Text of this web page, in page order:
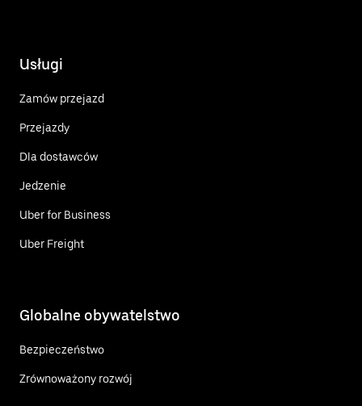
Usługi
Zamów przejazd
Przejazdy
Dla dostawców
Jedzenie
Uber for Business
Uber Freight
Globalne obywatelstwo
Bezpieczeństwo
Zrównoważony rozwój